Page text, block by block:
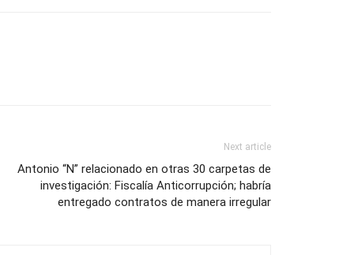
Next article
Antonio “N” relacionado en otras 30 carpetas de
investigación: Fiscalía Anticorrupción; habría
entregado contratos de manera irregular